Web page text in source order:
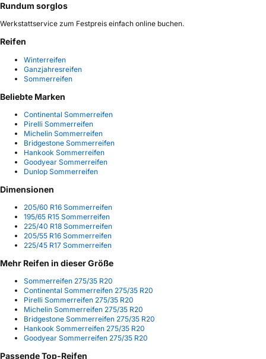
Rundum sorglos
Werkstattservice zum Festpreis einfach online buchen.
Reifen
Winterreifen
Ganzjahresreifen
Sommerreifen
Beliebte Marken
Continental Sommerreifen
Pirelli Sommerreifen
Michelin Sommerreifen
Bridgestone Sommerreifen
Hankook Sommerreifen
Goodyear Sommerreifen
Dunlop Sommerreifen
Dimensionen
205/60 R16 Sommerreifen
195/65 R15 Sommerreifen
225/40 R18 Sommerreifen
205/55 R16 Sommerreifen
225/45 R17 Sommerreifen
Mehr Reifen in dieser Größe
Sommerreifen 275/35 R20
Continental Sommerreifen 275/35 R20
Pirelli Sommerreifen 275/35 R20
Michelin Sommerreifen 275/35 R20
Bridgestone Sommerreifen 275/35 R20
Hankook Sommerreifen 275/35 R20
Goodyear Sommerreifen 275/35 R20
Passende Top-Reifen